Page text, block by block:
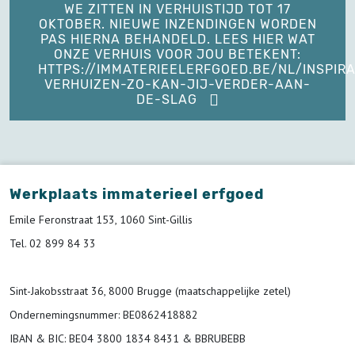
WE ZITTEN IN VERHUISTIJD TOT 17
OKTOBER. NIEUWE INZENDINGEN WORDEN
PAS HIERNA BEHANDELD. LEES HIER WAT
ONZE VERHUIS VOOR JOU BETEKENT:
HTTPS://IMMATERIEELERFGOED.BE/NL/
VERHUIZEN-ZO-KAN-JIJ-VERDER-AAN-
DE-SLAG
Werkplaats immaterieel erfgoed
Emile Feronstraat 153, 1060 Sint-Gillis
Tel. 02 899 84 33
Sint-Jakobsstraat 36, 8000 Brugge (maatschappelijke zetel)
Ondernemingsnummer: BE0862418882
IBAN & BIC: BE04 3800 1834 8431 & BBRUBEBB